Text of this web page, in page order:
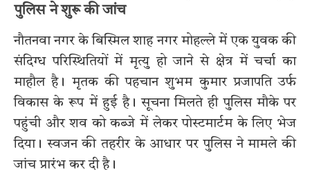
पुलिस ने शुरू की जांच
नौतनवा नगर के बिस्मिल शाह नगर मोहल्ले में एक युवक की
संदिग्ध परिस्थितियों में मृत्यु हो जाने से क्षेत्र में चर्चा का
माहौल है। मृतक की पहचान शुभम कुमार प्रजापति उर्फ
विकास के रूप में हुई है। सूचना मिलते ही पुलिस मौके पर
पहुंची और शव को कब्जे में लेकर पोस्टमार्टम के लिए भेज
दिया। स्वजन की तहरीर के आधार पर पुलिस ने मामले की
जांच प्रारंभ कर दी है।